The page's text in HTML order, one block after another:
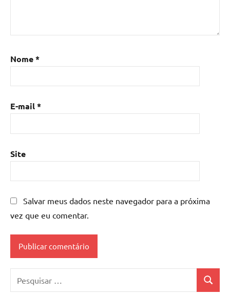
Nome*
E-mail*
Site
Salvar meus dados neste navegador para a próxima
vez que eu comentar.
por: